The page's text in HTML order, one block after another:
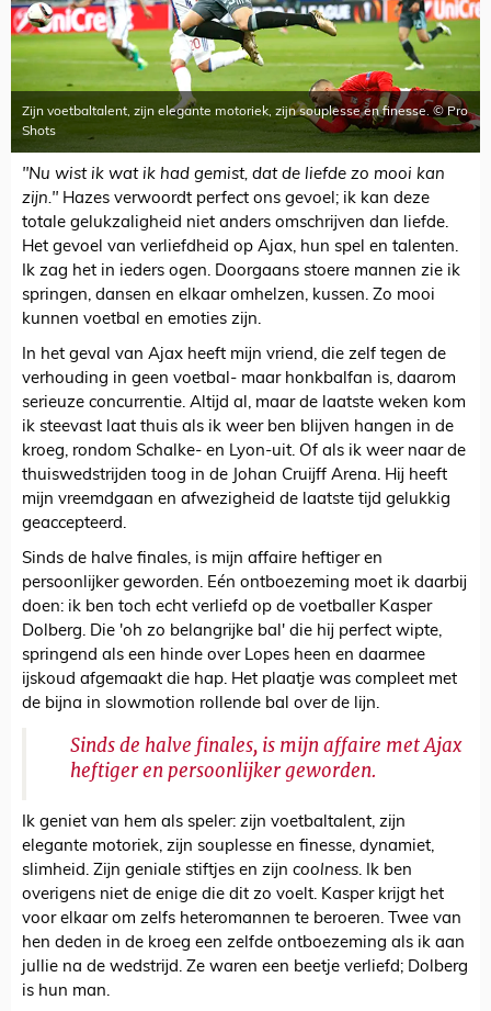
Zijn voetbaltalent, zijn elegante motoriek, zijn souplesse en finesse. © Pro
Shots
"Nu wist ik wat ik had gemist, dat de liefde zo mooi kan
zijn." Hazes verwoordt perfect ons gevoel; ik kan deze
totale gelukzaligheid niet anders omschrijven dan liefde.
Het gevoel van verliefdheid op Ajax, hun spel en talenten.
Ik zag het in ieders ogen. Doorgaans stoere mannen zie ik
springen, dansen en elkaar omhelzen, kussen. Zo mooi
kunnen voetbal en emoties zijn.
In het geval van Ajax heeft mijn vriend, die zelf tegen de
verhouding in geen voetbal- maar honkbalfan is, daarom
serieuze concurrentie. Altijd al, maar de laatste weken kom
ik steevast laat thuis als ik weer ben blijven hangen in de
kroeg, rondom Schalke- en Lyon-uit. Of als ik weer naar de
thuiswedstrijden toog in de Johan Cruijff Arena. Hij heeft
mijn vreemdgaan en afwezigheid de laatste tijd gelukkig
geaccepteerd.
Sinds de halve finales, is mijn affaire heftiger en
persoonlijker geworden. Eén ontboezeming moet ik daarbij
doen: ik ben toch echt verliefd op de voetballer Kasper
Dolberg. Die 'oh zo belangrijke bal' die hij perfect wipte,
springend als een hinde over Lopes heen en daarmee
ijskoud afgemaakt die hap. Het plaatje was compleet met
de bijna in slowmotion rollende bal over de lijn.
Sinds de halve finales, is mijn affaire met Ajax
heftiger en persoonlijker geworden.
Ik geniet van hem als speler: zijn voetbaltalent, zijn
elegante motoriek, zijn souplesse en finesse, dynamiet,
slimheid. Zijn geniale stiftjes en zijn coolness. Ik ben
overigens niet de enige die dit zo voelt. Kasper krijgt het
voor elkaar om zelfs heteromannen te beroeren. Twee van
hen deden in de kroeg een zelfde ontboezeming als ik aan
jullie na de wedstrijd. Ze waren een beetje verliefd; Dolberg
is hun man.